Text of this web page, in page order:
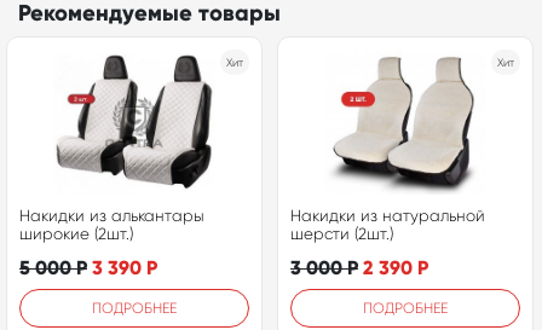
Рекомендуемые товары
Хит
Накидки из алькантары
широкие (2шт.)
5 000Р 3 390 Р
ПОДРОБНЕЕ
Хит
Накидки из натуральной
шерсти (2шт.)
3 000Р 2 390 Р
ПОДРОБНЕЕ